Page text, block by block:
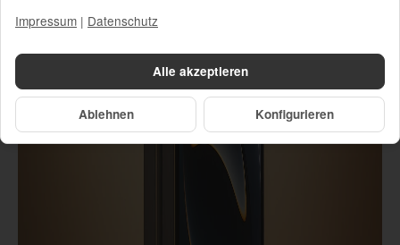
Alle akzeptieren
Ablehnen Konfigurieren
Impressum | Datenschutz